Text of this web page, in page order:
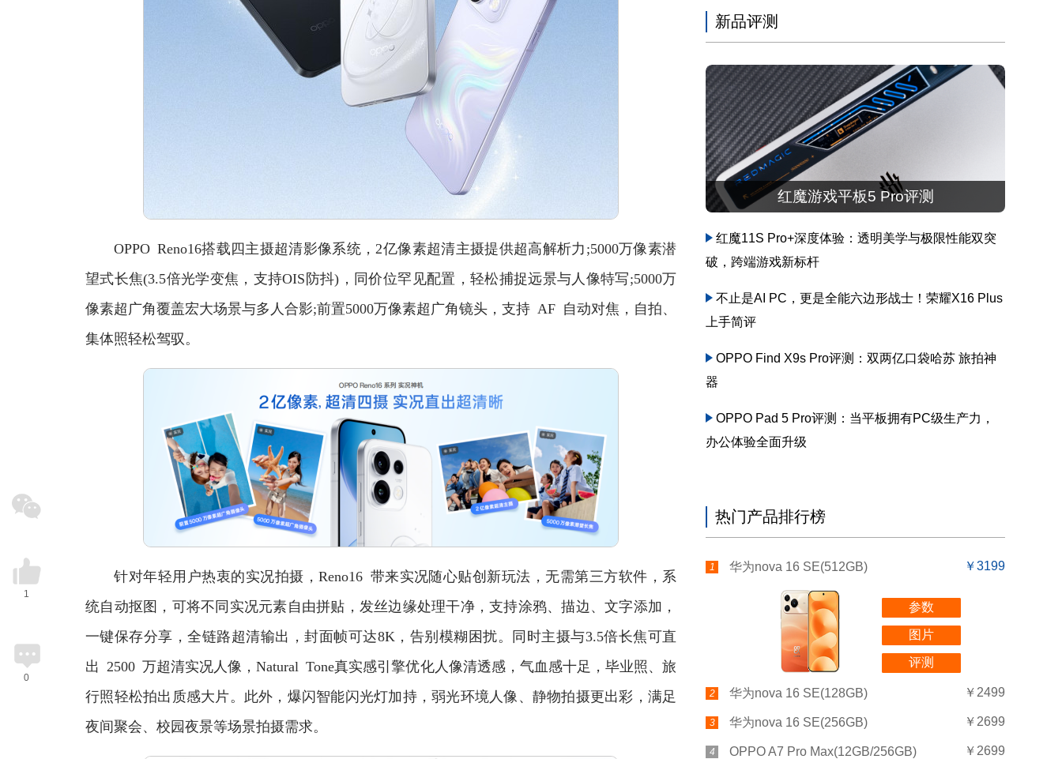
OPPO Reno16搭载四主摄超清影像系统，2亿像素超清主摄提供超高解析力;5000万像素潜
望式长焦(3.5倍光学变焦，支持OIS防抖)，同价位罕见配置，轻松捕捉远景与人像特写;5000万
像素超广角覆盖宏大场景与多人合影;前置5000万像素超广角镜头，支持 AF 自动对焦，自拍、
集体照轻松驾驭。
针对年轻用户热衷的实况拍摄，Reno16 带来实况随心贴创新玩法，无需第三方软件，系
统自动抠图，可将不同实况元素自由拼贴，发丝边缘处理干净，支持涂鸦、描边、文字添加，
一键保存分享，全链路超清输出，封面帧可达8K，告别模糊困扰。同时主摄与3.5倍长焦可直
出 2500 万超清实况人像，Natural Tone真实感引擎优化人像清透感，气血感十足，毕业照、旅
行照轻松拍出质感大片。此外，爆闪智能闪光灯加持，弱光环境人像、静物拍摄更出彩，满足
夜间聚会、校园夜景等场景拍摄需求。
新品评测
红魔游戏平板5 Pro评测
红魔11S Pro+深度体验：透明美学与极限性能双突
破，跨端游戏新标杆
不止是AI PC，更是全能六边形战士！荣耀X16 Plus
上手简评
OPPO Find X9s Pro评测：双两亿口袋哈苏 旅拍神
器
OPPO Pad 5 Pro评测：当平板拥有PC级生产力，
办公体验全面升级
热门产品排行榜
1 华为nova 16 SE(512GB) ￥3199
参数
图片
评测
2 华为nova 16 SE(128GB) ￥2499
3 华为nova 16 SE(256GB) ￥2699
4 OPPO A7 Pro Max(12GB/256GB) ￥2699
1
0